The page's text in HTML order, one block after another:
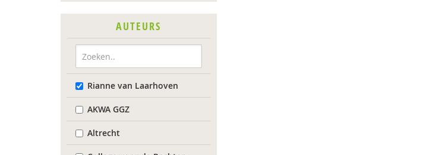
AUTEURS
Rianne van Laarhoven
AKWA GGZ
Altrecht